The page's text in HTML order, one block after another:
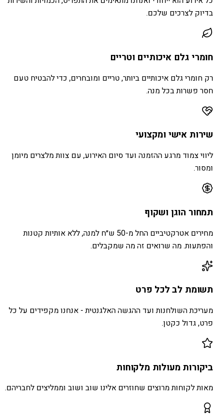
בדיוק לצרכים שלכם.
חומרי גלם איכותיים וטריים
רק חומרי גלם איכותיים ביותר, טריים ומובחרים, כדי להבטיח טעם
חסר פשרות בכל מנה.
שירות אישי ומקצועי
ליווי צמוד מרגע ההזמנה ועד סיום האירוע, עם צוות מלצרים מיומן
ומסור.
תמחור הוגן ושקוף
מחירים אטרקטיביים החל מ-50 ש״ח למנה, ללא אותיות קטנות
והפתעות. מה שרואים זה מה שמקבלים.
תשומת לב לכל פרט
מעריכת השולחנות ועד ההגשה האלגנטית - אנחנו מקפידים על כל
פרט, גדול כקטן.
ביקורות מעולות מלקוחות
מאות לקוחות מרוצים שחוזרים אלינו שוב ושוב וממליצים לחבריהם.